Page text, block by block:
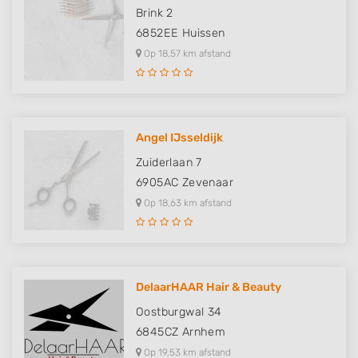
Brink 2
6852EE Huissen
Op 18,57 km afstand
Angel IJsseldijk
Zuiderlaan 7
6905AC Zevenaar
Op 18,63 km afstand
DelaarHAAR Hair & Beauty
Oostburgwal 34
6845CZ Arnhem
Op 19,53 km afstand
Use precise geolocation data
Identify devices based on information
Performance
Functional
Advertising